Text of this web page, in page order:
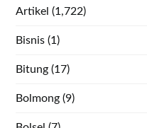
Artikel (1,722)
Bisnis (1)
Bitung (17)
Bolmong (9)